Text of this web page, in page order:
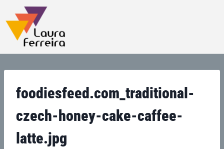
foodiesfeed.com_traditional-
czech-honey-cake-caffee-
latte.jpg